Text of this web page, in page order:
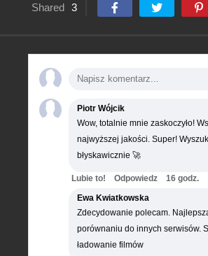
Shared 3
Piotr Wójcik
Wow, totalnie mnie zaskoczyło!
najwyższej jakości. Super!
błyskawicznie 🚀
Lubie to! Odpowiedz
16 godz.
Ewa Kwiatkowska
Zdecydowanie polecam.
porównaniu do innych serwisów.
ładowanie filmów